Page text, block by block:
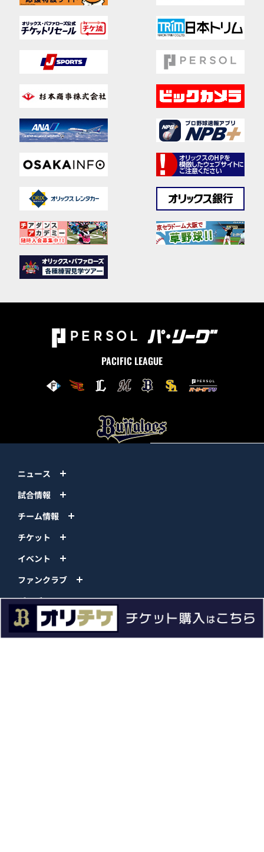
PACIFIC LEAGUE
ニュース
試合情報
チーム情報
チケット
イベント
ファンクラブ
グッズ
ファーム